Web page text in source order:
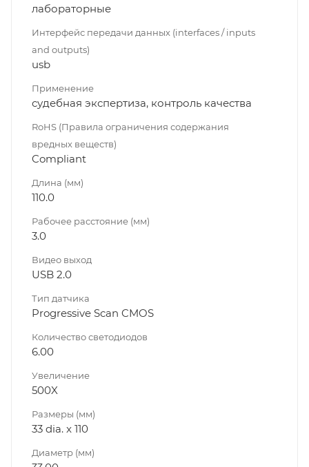
лабораторные
Интерфейс передачи данных (interfaces / inputs
and outputs)
usb
Применение
судебная экспертиза, контроль качества
RoHS (Правила ограничения содержания
вредных веществ)
Compliant
Длина (мм)
110.0
Рабочее расстояние (мм)
3.0
Видео выход
USB 2.0
Тип датчика
Progressive Scan CMOS
Количество светодиодов
6.00
Увеличение
500X
Размеры (мм)
33 dia. x 110
Диаметр (мм)